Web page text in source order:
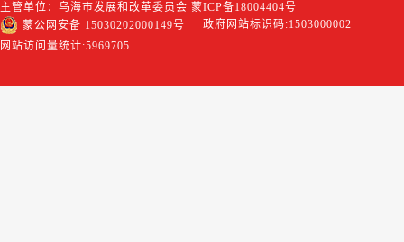
主管单位：乌海市发展和改革委员会 蒙ICP备18004404号
蒙公网安备 15030202000149号
政府网站标识码:1503000002
网站访问量统计:5969705